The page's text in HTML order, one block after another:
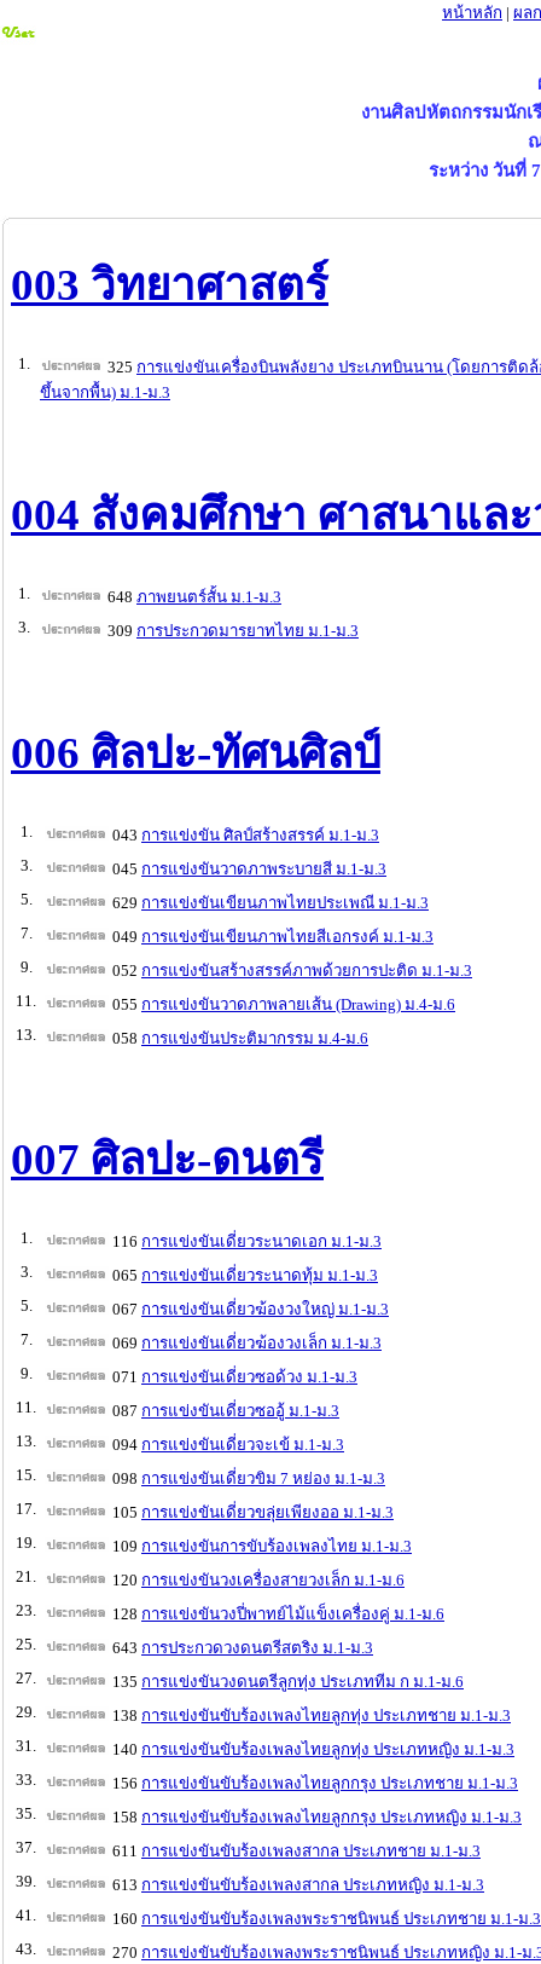
หน้าหลัก | ผล
งานศิลปหัตถกรรมนักเ
ระหว่าง วันที่
003 วิทยาศาสตร์
1. 325 การแข่งขันเครื่องบินพลังยาง ประเภทบินนาน (โดยการติด
ขึ้นจากพื้น) ม.1-ม.3
004 สังคมศึกษา ศาสนาแล
1. 648 ภาพยนตร์สั้น ม.1-ม.3
3.
309 การประกวดมารยาทไทย ม.1-ม.3
006 ศิลปะ-ทัศนศิลป์
1. 043 การแข่งขัน ศิลป์สร้างสรรค์ ม.1-ม.3
3.
045 การแข่งขันวาดภาพระบายสี ม.1-ม.3
5.
629 การแข่งขันเขียนภาพไทยประเพณี ม.1-ม.3
7.
049 การแข่งขันเขียนภาพไทยสีเอกรงค์ ม.1-ม.3
9.
052 การแข่งขันสร้างสรรค์ภาพด้วยการปะติด ม.1-ม.3
11.
055 การแข่งขันวาดภาพลายเส้น (Drawing) ม.4-ม.6
13.
058 การแข่งขันประติมากรรม ม.4-ม.6
007 ศิลปะ-ดนตรี
1. 116 การแข่งขันเดี่ยวระนาดเอก ม.1-ม.3
3.
065 การแข่งขันเดี่ยวระนาดทุ้ม ม.1-ม.3
5.
067 การแข่งขันเดี่ยวฆ้องวงใหญ่ ม.1-ม.3
7.
069 การแข่งขันเดี่ยวฆ้องวงเล็ก ม.1-ม.3
9.
071 การแข่งขันเดี่ยวซอด้วง ม.1-ม.3
11.
087 การแข่งขันเดี่ยวซออู้ ม.1-ม.3
13.
094 การแข่งขันเดี่ยวจะเข้ ม.1-ม.3
15.
098 การแข่งขันเดี่ยวขิม 7 หย่อง ม.1-ม.3
17.
105 การแข่งขันเดี่ยวขลุ่ยเพียงออ ม.1-ม.3
19.
109 การแข่งขันการขับร้องเพลงไทย ม.1-ม.3
21.
120 การแข่งขันวงเครื่องสายวงเล็ก ม.1-ม.6
23.
128 การแข่งขันวงปี่พาทย์ไม้แข็งเครื่องคู่ ม.1-ม.6
25.
643 การประกวดวงดนตรีสตริง ม.1-ม.3
27.
135 การแข่งขันวงดนตรีลูกทุ่ง ประเภททีม ก ม.1-ม.6
29.
138 การแข่งขันขับร้องเพลงไทยลูกทุ่ง ประเภทชาย ม.1-ม.3
31.
140 การแข่งขันขับร้องเพลงไทยลูกทุ่ง ประเภทหญิง ม.1-ม.3
33.
156 การแข่งขันขับร้องเพลงไทยลูกกรุง ประเภทชาย ม.1-ม.3
35.
158 การแข่งขันขับร้องเพลงไทยลูกกรุง ประเภทหญิง ม.1-ม.3
37.
611 การแข่งขันขับร้องเพลงสากล ประเภทชาย ม.1-ม.3
39.
613 การแข่งขันขับร้องเพลงสากล ประเภทหญิง ม.1-ม.3
41.
160 การแข่งขันขับร้องเพลงพระราชนิพนธ์ ประเภทชาย ม.1-ม.3
43.
270 การแข่งขันขับร้องเพลงพระราชนิพนธ์ ประเภทหญิง ม.1-ม